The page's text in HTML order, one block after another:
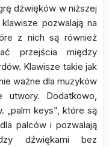
dźwięków w niższej
pozwalają na
z nich są również
przejścia między
Klawisze takie jak
ważne dla muzyków
utwory. Dodatkowo,
„palm keys”, które są
palców i pozwalają
dźwiękami bez